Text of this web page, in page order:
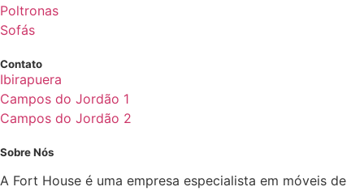
Poltronas
Sofás
Contato
Ibirapuera
Campos do Jordão 1
Campos do Jordão 2
Sobre Nós
A Fort House é uma empresa especialista em móveis de